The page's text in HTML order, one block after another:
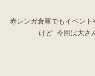
赤レンガ倉庫でもイベント
けど 今回は大さ